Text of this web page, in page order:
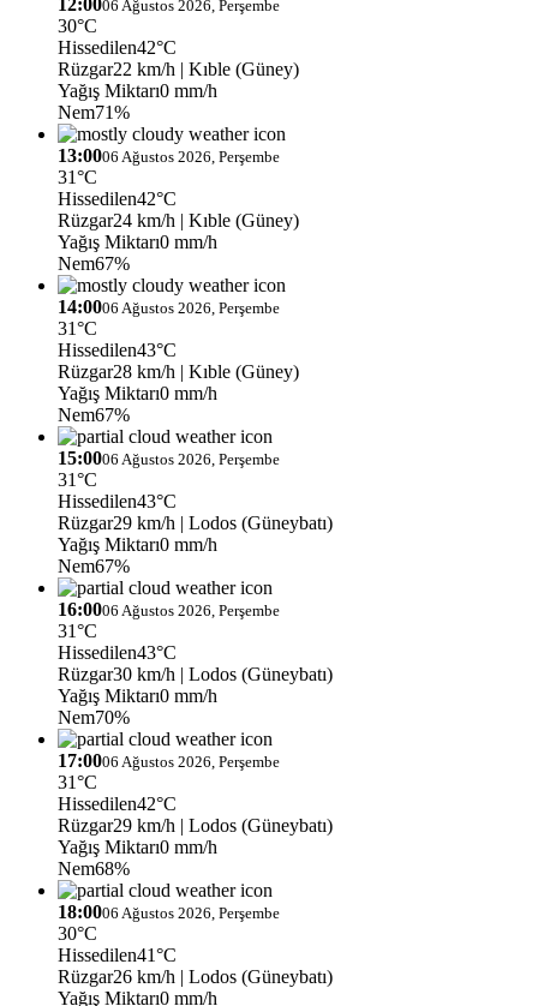
06 Ağustos 2026, Perşembe
30°C
Hissedilen42°C
Rüzgar22 km/h | Kıble (Güney)
Yağış Miktarı0 mm/h
Nem71%
13:0006 Ağustos 2026, Perşembe
31°C
Hissedilen42°C
Rüzgar24 km/h | Kıble (Güney)
Yağış Miktarı0 mm/h
Nem67%
14:0006 Ağustos 2026, Perşembe
31°C
Hissedilen43°C
Rüzgar28 km/h | Kıble (Güney)
Yağış Miktarı0 mm/h
Nem67%
15:0006 Ağustos 2026, Perşembe
31°C
Hissedilen43°C
Rüzgar29 km/h | Lodos (Güneybatı)
Yağış Miktarı0 mm/h
Nem67%
16:0006 Ağustos 2026, Perşembe
31°C
Hissedilen43°C
Rüzgar30 km/h | Lodos (Güneybatı)
Yağış Miktarı0 mm/h
Nem70%
17:0006 Ağustos 2026, Perşembe
31°C
Hissedilen42°C
Rüzgar29 km/h | Lodos (Güneybatı)
Yağış Miktarı0 mm/h
Nem68%
18:0006 Ağustos 2026, Perşembe
30°C
Hissedilen41°C
Rüzgar26 km/h | Lodos (Güneybatı)
Yağış Miktarı0 mm/h